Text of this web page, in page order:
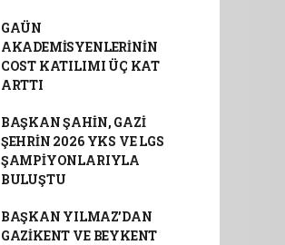
GAÜN
AKADEMİSYENLERİNİN
COST KATILIMI ÜÇ KAT
ARTTI
BAŞKAN ŞAHİN, GAZİ
ŞEHRİN 2026 YKS VE LGS
ŞAMPİYONLARIYLA
BULUŞTU
BAŞKAN YILMAZ’DAN
GAZİKENT VE BEYKENT